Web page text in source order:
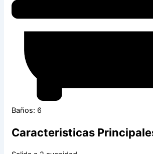
Baños: 6
Caracteristicas